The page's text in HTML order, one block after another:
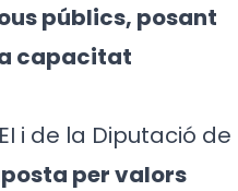
públics, posant
capacitat
i de la Diputació de
per valors